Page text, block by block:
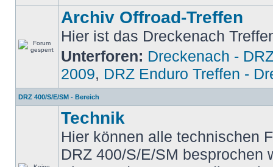
Archiv Offroad-Treffen
Hier ist das Dreckenach
Unterforen: Dreckenach -
2009, DRZ Enduro Treffen -
DRZ 400/S/E/SM - Bereich
Technik
Hier können alle technischen
DRZ 400/S/E/SM besprochen